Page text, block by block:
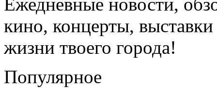
кино, концерты,
жизни твоего города!
Популярное